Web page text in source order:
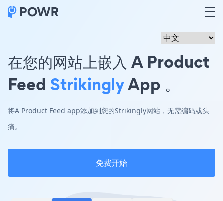
在您的网站上嵌入 A Product
Feed StrikinglyApp 。
将A Product Feed app添加到您的Strikingly网站，无需编码或头
痛。
免费开始